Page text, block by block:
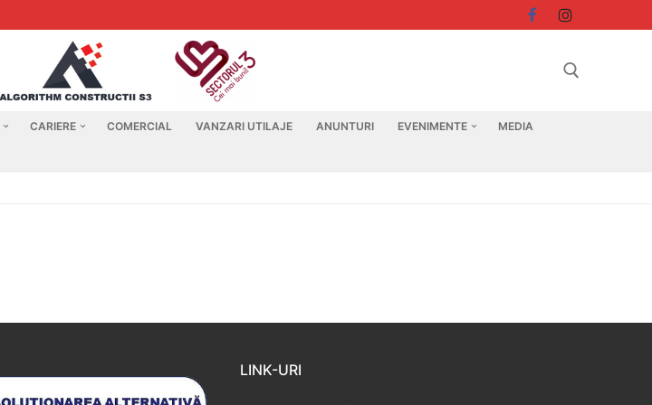
CARIERE COMERCIAL VANZARI UTILAJE ANUNTURI EVENIMENTE MEDIA
LINK-URI